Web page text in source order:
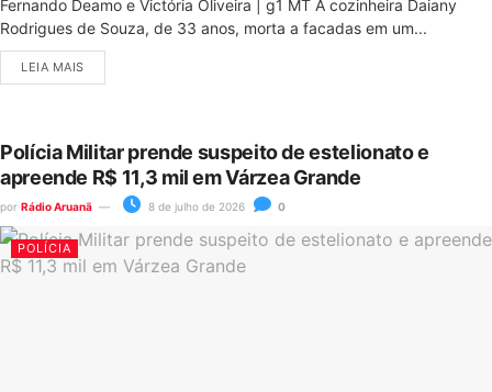
Fernando Deamo e Victória Oliveira | g1 MT A cozinheira Daiany
Rodrigues de Souza, de 33 anos, morta a facadas em um...
LEIA MAIS
Polícia Militar prende suspeito de estelionato e
apreende R$ 11,3 mil em Várzea Grande
por Rádio Aruanã 8 de julho de 2026 0
POLÍCIA